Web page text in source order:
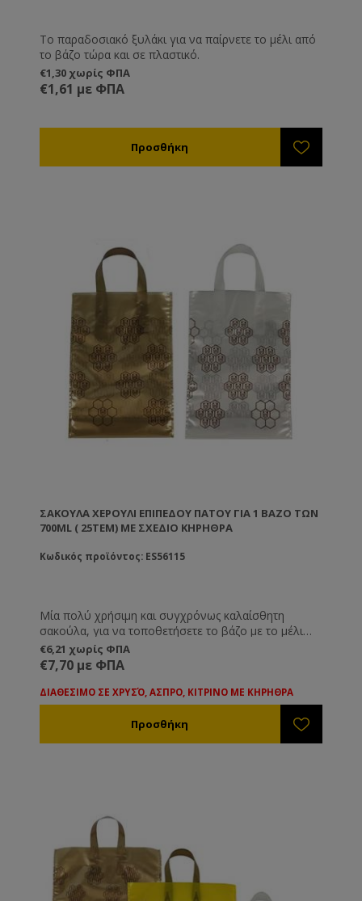
Το παραδοσιακό ξυλάκι για να παίρνετε το μέλι από
το βάζο τώρα και σε πλαστικό.
€1,30 χωρίς ΦΠΑ
€1,61 με ΦΠΑ
ΣΑΚΟΎΛΑ ΧΕΡΟΎΛΙ ΕΠΊΠΕΔΟΥ ΠΆΤΟΥ ΓΙΑ 1 ΒΆΖΟ ΤΩΝ
700ML ( 25ΤΕΜ) ΜΕ ΣΧΈΔΙΟ ΚΗΡΉΘΡΑ
Κωδικός προϊόντος: ES56115
Μία πολύ χρήσιμη και συγχρόνως καλαίσθητη
σακούλα, για να τοποθετήσετε το βάζο με το μέλι
που διαθέτετε στους πελάτες σας.
€6,21 χωρίς ΦΠΑ
€7,70 με ΦΠΑ
ΔΙΑΘΕΣΙΜΟ ΣΕ ΧΡΥΣΌ, ΑΣΠΡΟ, ΚΙΤΡΙΝΟ ΜΕ ΚΗΡΗΘΡΑ